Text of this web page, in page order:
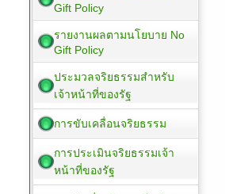
Gift Policy
รายงานผลตามนโยบาย No
Gift Policy
ประมวลจริยธรรมสำหรับ
เจ้าหน้าที่ของรัฐ
การขับเคลื่อนจริยธรรม
การประเมินจริยธรรมเจ้า
หน้าที่ของรัฐ